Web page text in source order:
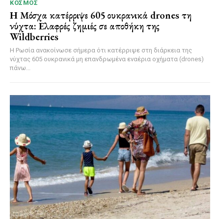
ΚΌΣΜΟΣ
Η Μόσχα κατέρριψε 605 ουκρανικά drones τη
νύχτα: Ελαφρές ζημιές σε αποθήκη της
Wildberries
Η Ρωσία ανακοίνωσε σήμερα ότι κατέρριψε στη διάρκεια της
νύχτας 605 ουκρανικά μη επανδρωμένα εναέρια οχήματα (drones)
πάνω...